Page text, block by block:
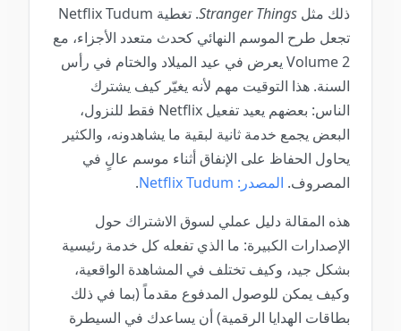
ذلك مثلStranger Things
. تغطية Netflix Tudum
تجعل طرح الموسم النهائي كحدث متعدد الأجزاء، مع
Volume 2 يعرض في عيد الميلاد والختام في رأس
السنة. هذا التوقيت مهم لأنه يغيّر كيف يشترك
الناس: بعضهم يعيد تفعيل Netflix فقط للنزول،
البعض يجمع خدمة ثانية لبقية ما يشاهدونه، والكثير
يحاول الحفاظ على الإنفاق أثناء موسم عالٍ في
المصروف.المصدر: Netflix Tudum
.
هذه المقالة دليل عملي لسوق الاشتراك حول
الإصدارات الكبيرة: ما الذي تفعله كل خدمة رئيسية
بشكل جيد، وكيف تختلف في المشاهدة الواقعية،
وكيف يمكن للوصول المدفوع مقدماً (بما في ذلك
بطاقات الهدايا الرقمية) أن يساعدك في السيطرة